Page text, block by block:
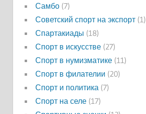
Самбо(7)
Советский спорт на экспорт(1)
Спартакиады (18)
Спорт в искусстве(27)
Спорт в нумизматике(11)
Спорт в филателии (20)
Спорт и политика (7)
Спорт на селе(17)